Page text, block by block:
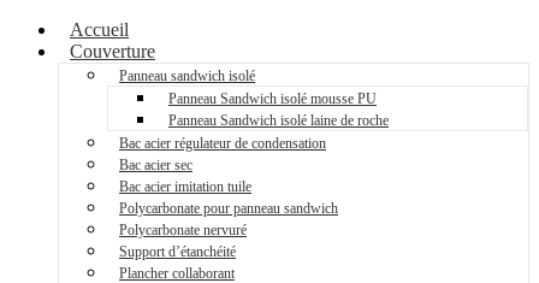
Accueil
Couverture
Panneau sandwich isolé
Panneau Sandwich isolé mousse PU
Panneau Sandwich isolé laine de roche
Bac acier régulateur de condensation
Bac acier sec
Bac acier imitation tuile
Polycarbonate pour panneau sandwich
Polycarbonate nervuré
Support d’étanchéité
Plancher collaborant